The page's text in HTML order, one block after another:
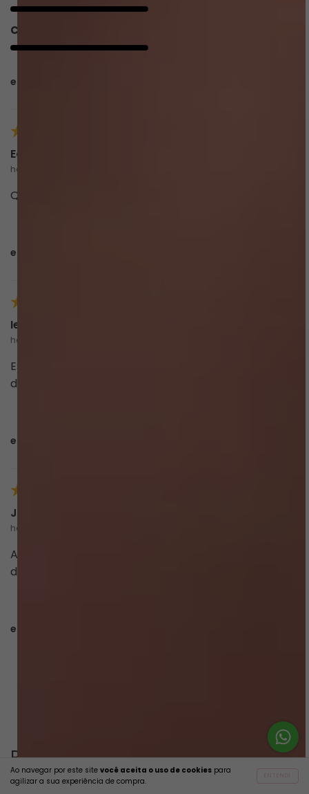
Ao navegar por este site você aceita o uso de cookies para
agilizar a sua experiência de compra.
Conforto
esta avaliação foi útil?
Edilene d.
há 4 meses
Qualidade incrível
esta avaliação foi útil?
Iene C.
há 4 meses
Estou satisfeita com a minha compra , modelagem
da calcinha esperada e o material e bom
esta avaliação foi útil?
Jessica P.
há 4 meses
A marca oferece bastante variedade de produtos e
de boa qualidade
esta avaliação foi útil?
Perguntas & respostas
Este produto ainda não tem perguntas